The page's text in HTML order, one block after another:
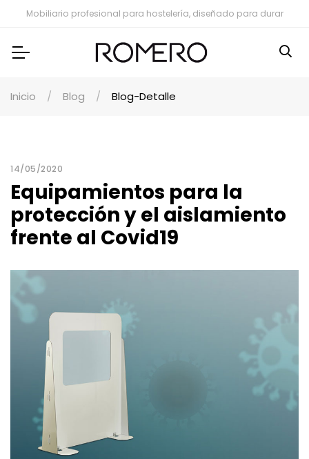
Mobiliario profesional para hostelería, diseñado para durar
Inicio Blog Blog-Detalle
14/05/2020
Equipamientos para la
protección y el aislamiento
frente al Covid19